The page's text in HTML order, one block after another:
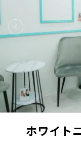
ホワイト